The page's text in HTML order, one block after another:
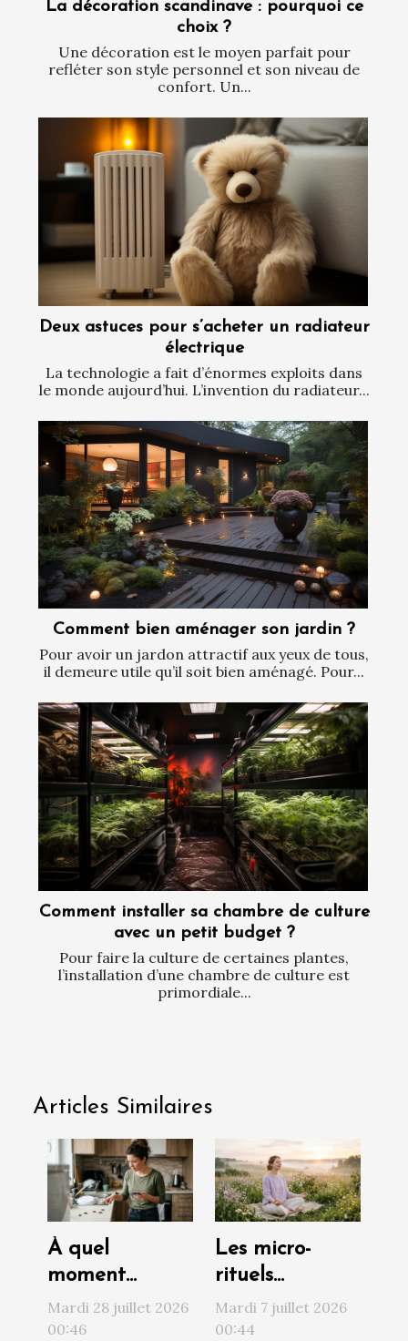
La décoration scandinave : pourquoi ce
choix ?
Une décoration est le moyen parfait pour
refléter son style personnel et son niveau de
confort. Un...
Deux astuces pour s’acheter un radiateur
électrique
La technologie a fait d’énormes exploits dans
le monde aujourd’hui. L’invention du radiateur...
Comment bien aménager son jardin ?
Pour avoir un jardon attractif aux yeux de tous,
il demeure utile qu’il soit bien aménagé. Pour...
Comment installer sa chambre de culture
avec un petit budget ?
Pour faire la culture de certaines plantes,
l’installation d’une chambre de culture est
primordiale...
Articles Similaires
À quel
moment
contacter un
professionnel
Mardi 28 juillet 2026
00:46
Les micro-
rituels
quotidiens qui
transforment
Mardi 7 juillet 2026
00:44